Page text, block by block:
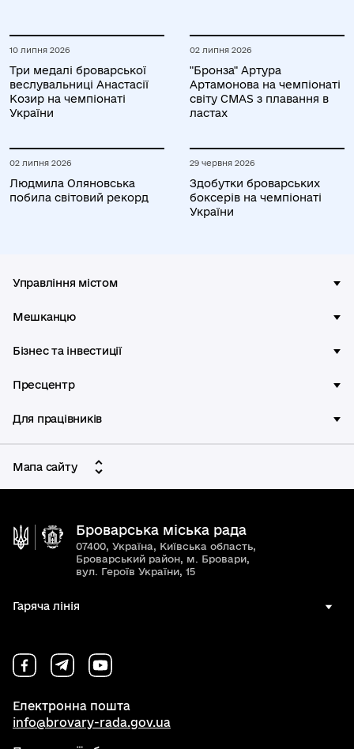
юніорок
10 липня 2026
Три медалі броварської
веслувальниці Анастасії
Козир на чемпіонаті
України
02 липня 2026
"Бронза" Артура
Артамонова на чемпіонаті
світу CMAS з плавання в
ластах
02 липня 2026
Людмила Оляновська
побила світовий рекорд
29 червня 2026
Здобутки броварських
боксерів на чемпіонаті
України
Управління містом
Мешканцю
Бізнес та інвестиції
Пресцентр
Для працівників
Мапа сайту
Броварська міська рада
07400, Україна, Київська область,
Броварський район, м. Бровари,
вул. Героїв України, 15
Гаряча лінія
Електронна пошта
info@brovary-rada.gov.ua